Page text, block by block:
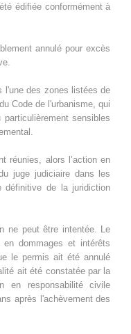
édifiée conformément à
annulé pour excès
l'une des zones listées de
Code de l'urbanisme, qui
sensibles
réunies, alors l’action en
juge judiciaire dans les
définitive de la juridiction
ne peut être intentée. Le
dommages et intérêts
le permis ait été annulé
ait été constatée par la
en responsabilité civile
après l'achèvement des